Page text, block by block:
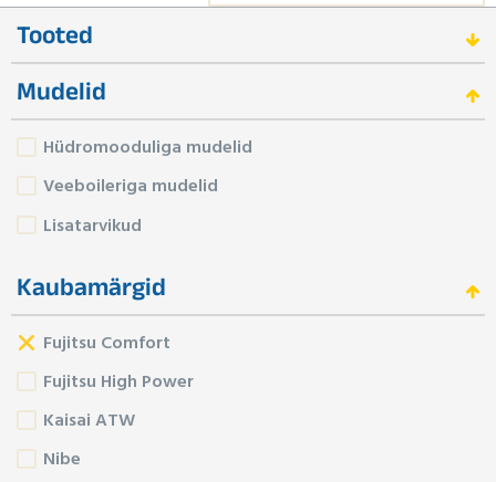
Tooted
Mudelid
Hüdromooduliga mudelid
Veeboileriga mudelid
Lisatarvikud
Kaubamärgid
Fujitsu Comfort
Fujitsu High Power
Kaisai ATW
Nibe